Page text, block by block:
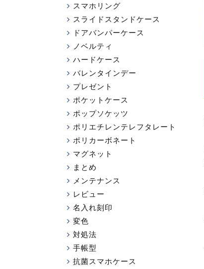
スマホリング
スライドスタンドケース
ドアバンパーケース
ノベルティ
ハードケース
バレンタインデー
プレゼント
ポケットケース
ポップソケッツ
ポリエチレンテレフタレート
ポリカーボネート
マグネット
まとめ
メンテナンス
レビュー
名入れ刻印
変色
対処法
手帳型
抗菌スマホケース